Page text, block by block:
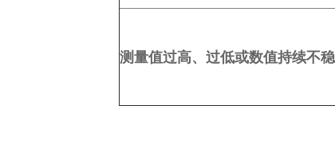
测量值过高、过低或数值持续不